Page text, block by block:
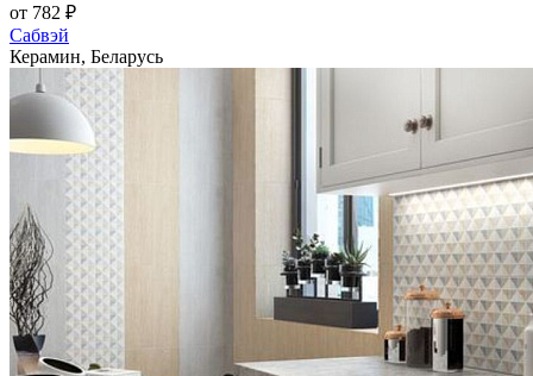
от 782 ₽
Сабвэй
Керамин, Беларусь